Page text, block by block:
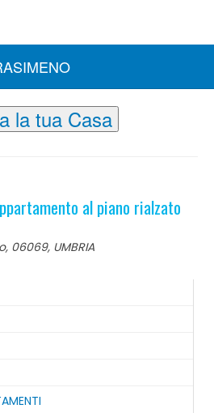
la tua Casa
al piano rialzato
06069, UMBRIA